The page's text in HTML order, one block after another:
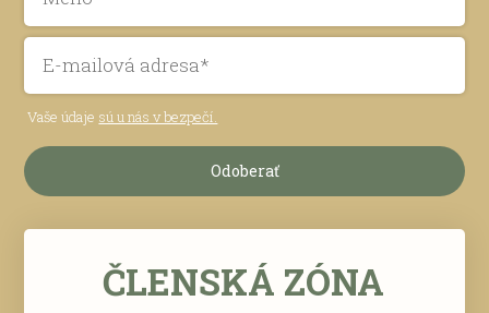
Vaše údaje sú u nás v bezpečí.
Odoberať
ČLENSKÁ ZÓNA